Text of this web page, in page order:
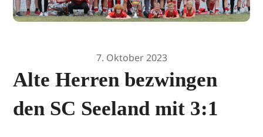
7. Oktober 2023
Alte Herren bezwingen
den SC Seeland mit 3:1